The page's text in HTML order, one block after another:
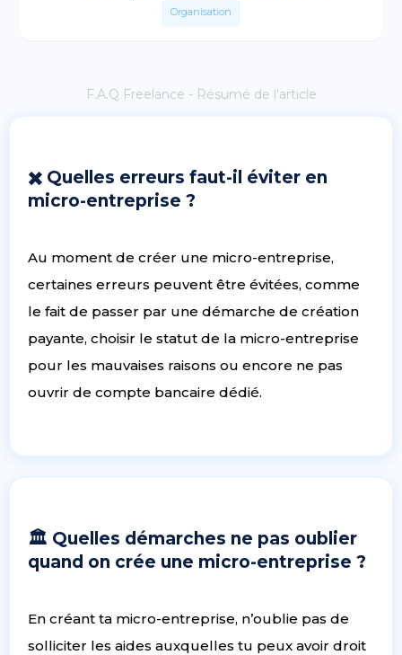
Organisation
F.A.Q Freelance - Résumé de l'article
✖️ Quelles erreurs faut-il éviter en
micro-entreprise ?
Au moment de créer une micro-entreprise,
certaines erreurs peuvent être évitées, comme
le fait de passer par une démarche de création
payante, choisir le statut de la micro-entreprise
pour les mauvaises raisons ou encore ne pas
ouvrir de compte bancaire dédié.
🏛 Quelles démarches ne pas oublier
quand on crée une micro-entreprise ?
En créant ta micro-entreprise, n’oublie pas de
solliciter les aides auxquelles tu peux avoir droit